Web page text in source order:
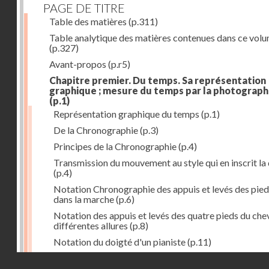
PAGE DE TITRE
Table des matières (p.311)
Table analytique des matières contenues dans ce
(p.327)
Avant-propos (p.r5)
Chapitre premier. Du temps. Sa représentation
graphique ; mesure du temps par la
(p.1)
Représentation graphique du temps (p.1)
De la Chronographie(p.3)
Principes de la Chronographie(p.4)
Transmission du mouvement au style qui en inscrit la
(p.4)
Notation Chronographie des appuis et levés des
dans la marche(p.6)
Notation des appuis et levés des quatre pieds du
différentes allures (p.8)
Notation du doigté d'un pianiste(p.11)